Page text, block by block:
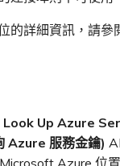
的詳細資訊，請參
Look Up Azure
Azure 服務金鑰)
Azure 位